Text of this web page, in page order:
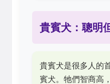
貴賓犬：聰明
貴賓犬是很多人的
賓犬。牠們智商高